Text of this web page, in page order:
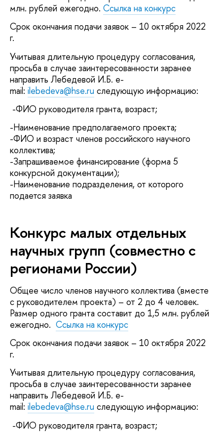
млн. рублей ежегодно. Ссылка на конкурс
Срок окончания подачи заявок – 10 октября 2022
г.
Учитывая длительную процедуру согласования,
просьба в случае заинтересованности заранее
направить Лебедевой И.Б. e-
mail: ilebedeva@hse.ru следующую информацию:
-ФИО руководителя гранта, возраст;
-Наименование предполагаемого проекта;
-ФИО и возраст членов российского научного
коллектива;
-Запрашиваемое финансирование (форма 5
конкурсной документации);
-Наименование подразделения, от которого
подается заявка
Конкурс малых отдельных
научных групп (совместно с
регионами России)
Общее число членов научного коллектива (вместе
с руководителем проекта) – от 2 до 4 человек.
Размер одного гранта составит до 1,5 млн. рублей
ежегодно. Ссылка на конкурс
Срок окончания подачи заявок – 10 октября 2022
г.
Учитывая длительную процедуру согласования,
просьба в случае заинтересованности заранее
направить Лебедевой И.Б. e-
mail: ilebedeva@hse.ru следующую информацию:
-ФИО руководителя гранта, возраст;